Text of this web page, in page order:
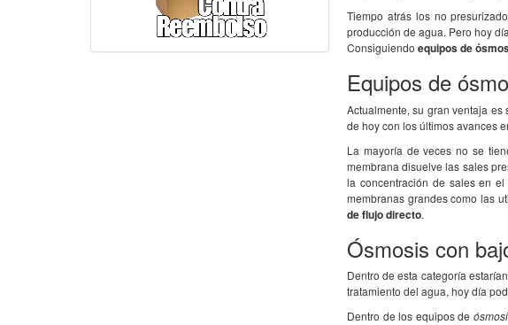
Tiempo atrás los no
producción de agua. Pero hoy
Consiguiendo equipos de
Equipos de
Actualmente, su gran ventaja
de hoy con los últimos avances
La mayoría de veces no se
membrana disuelve las sales
la concentración de sales en
membranas grandes como las
de flujo directo.
Ósmosis con
Dentro de esta categoría
tratamiento del agua, hoy día
Dentro de los equipos de